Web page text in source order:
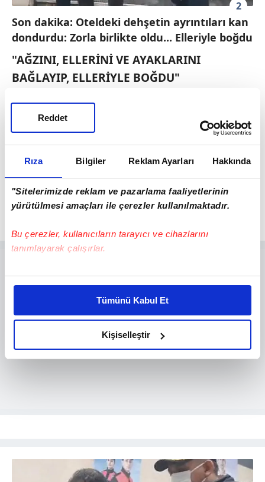
Rıza Bilgiler Reklam Ayarları Hakkında
"Sitelerimizde reklam ve pazarlama faaliyetlerinin
yürütülmesi amaçları ile çerezler kullanılmaktadır.
Bu çerezler, kullanıcıların tarayıcı ve cihazlarını
tanımlayarak çalışırlar.
Bu çerezlere izin vermeniz halinde sizlere özel
daha iyi reklam deneyimi yaşatabiliriz. Bunu yaparken
amacımızın size daha iyi bir reklam deneyimi sunmak
olduğunu ve sizlere en iyi içerikleri sunabilmek adına
elimizden gelen çabayı gösterdiğimizi ve bu noktada,
reklamların maliyetlerimizi karşılamak noktasında tek gelir
Sizlere daha iyi bir hizmet sunabilmek için İnternet
Sitemizde kendimize ve üçüncü kişilere ait çerezler
Tümünü Kabul Et
Kişiselleştir
Reddet
2
Son dakika: Oteldeki dehşetin ayrıntıları kan
dondurdu: Zorla birlikte oldu... Elleriyle boğdu
"AĞZINI, ELLERİNİ VE AYAKLARINI
BAĞLAYIP, ELLERİYLE BOĞDU"
Öldürülen Mariyam Aloui Ep Guitni ile
Mohammad O.E.A.'nın sosyal medya
üzerinden tanıştığı ve birkaç aydır birlikte
oldukları öğrenildi. Zanlının iddiasına göre,
olayın yaşandığı gece Mariyam Aloui Ep
Guitni ona kendisini artık istemediğini
söyledi.